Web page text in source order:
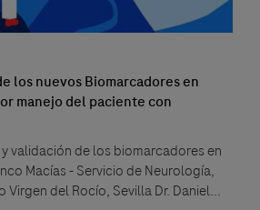
los nuevos Biomarcadores en
manejo del paciente con
validación de los biomarcadores en
Macías - Servicio de Neurología,
Virgen del Rocío, Sevilla Dr. Daniel...